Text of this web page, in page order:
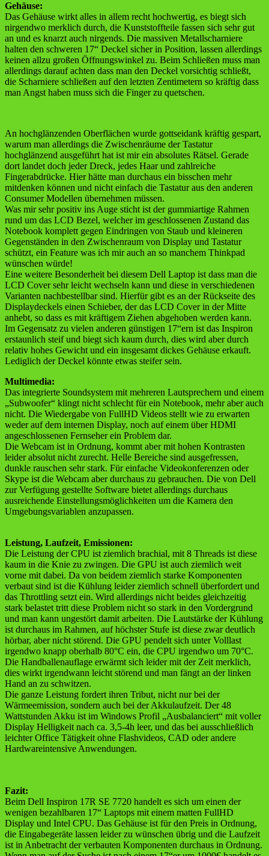
Gehäuse:
Das Gehäuse wirkt alles in allem recht hochwertig, es biegt sich
nirgendwo merklich durch, die Kunststoffteile fassen sich sehr gut
an und es knarzt auch nirgends. Die massiven Metallscharniere
halten den schweren 17“ Deckel sicher in Position, lassen allerdings
keinen allzu großen Öffnungswinkel zu. Beim Schließen muss man
allerdings darauf achten dass man den Deckel vorsichtig schließt,
die Scharniere schließen auf den letzten Zentimetern so kräftig dass
man Angst haben muss sich die Finger zu quetschen.
An hochglänzenden Oberflächen wurde gottseidank kräftig gespart,
warum man allerdings die Zwischenräume der Tastatur
hochglänzend ausgeführt hat ist mir ein absolutes Rätsel. Gerade
dort landet doch jeder Dreck, jedes Haar und zahlreiche
Fingerabdrücke. Hier hätte man durchaus ein bisschen mehr
mitdenken können und nicht einfach die Tastatur aus den anderen
Consumer Modellen übernehmen müssen.
Was mir sehr positiv ins Auge sticht ist der gummiartige Rahmen
rund um das LCD Bezel, welcher im geschlossenen Zustand das
Notebook komplett gegen Eindringen von Staub und kleineren
Gegenständen in den Zwischenraum von Display und Tastatur
schützt, ein Feature was ich mir auch an so manchem Thinkpad
wünschen würde!
Eine weitere Besonderheit bei diesem Dell Laptop ist dass man die
LCD Cover sehr leicht wechseln kann und diese in verschiedenen
Varianten nachbestellbar sind. Hierfür gibt es an der Rückseite des
Displaydeckels einen Schieber, der das LCD Cover in der Mitte
anhebt, so dass es mit kräftigem Ziehen abgehoben werden kann.
Im Gegensatz zu vielen anderen günstigen 17“ern ist das Inspiron
erstaunlich steif und biegt sich kaum durch, dies wird aber durch
relativ hohes Gewicht und ein insgesamt dickes Gehäuse erkauft.
Lediglich der Deckel könnte etwas steifer sein.
Multimedia:
Das integrierte Soundsystem mit mehreren Lautsprechern und einem
„Subwoofer“ klingt nicht schlecht für ein Notebook, mehr aber auch
nicht. Die Wiedergabe von FullHD Videos stellt wie zu erwarten
weder auf dem internen Display, noch auf einem über HDMI
angeschlossenen Fernseher ein Problem dar.
Die Webcam ist in Ordnung, kommt aber mit hohen Kontrasten
leider absolut nicht zurecht. Helle Bereiche sind ausgefressen,
dunkle rauschen sehr stark. Für einfache Videokonferenzen oder
Skype ist die Webcam aber durchaus zu gebrauchen. Die von Dell
zur Verfügung gestellte Software bietet allerdings durchaus
ausreichende Einstellungsmöglichkeiten um die Kamera den
Umgebungsvariablen anzupassen.
Leistung, Laufzeit, Emissionen:
Die Leistung der CPU ist ziemlich brachial, mit 8 Threads ist diese
kaum in die Knie zu zwingen. Die GPU ist auch ziemlich weit
vorne mit dabei. Da von beidem ziemlich starke Komponenten
verbaut sind ist die Kühlung leider ziemlich schnell überfordert und
das Throttling setzt ein. Wird allerdings nicht beides gleichzeitig
stark belastet tritt diese Problem nicht so stark in den Vordergrund
und man kann ungestört damit arbeiten. Die Lautstärke der Kühlung
ist durchaus im Rahmen, auf höchster Stufe ist diese zwar deutlich
hörbar, aber nicht störend. Die GPU pendelt sich unter Volllast
irgendwo knapp oberhalb 80°C ein, die CPU irgendwo um 70°C.
Die Handballenauflage erwärmt sich leider mit der Zeit merklich,
dies wirkt irgendwann leicht störend und man fängt an der linken
Hand an zu schwitzen.
Die ganze Leistung fordert ihren Tribut, nicht nur bei der
Wärmeemission, sondern auch bei der Akkulaufzeit. Der 48
Wattstunden Akku ist im Windows Profil „Ausbalanciert“ mit voller
Display Helligkeit nach ca. 3,5-4h leer, und das bei ausschließlich
leichter Office Tätigkeit ohne Flashvideos, CAD oder andere
Hardwareintensive Anwendungen.
Fazit:
Beim Dell Inspiron 17R SE 7720 handelt es sich um einen der
wenigen bezahlbaren 17“ Laptops mit einem matten FullHD
Display und Intel CPU. Das Gehäuse ist für den Preis in Ordnung,
die Eingabegeräte lassen leider zu wünschen übrig und die Laufzeit
ist in Anbetracht der verbauten Komponenten durchaus in Ordnung.